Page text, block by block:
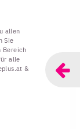
allen
Sie
Bereich
alle
&